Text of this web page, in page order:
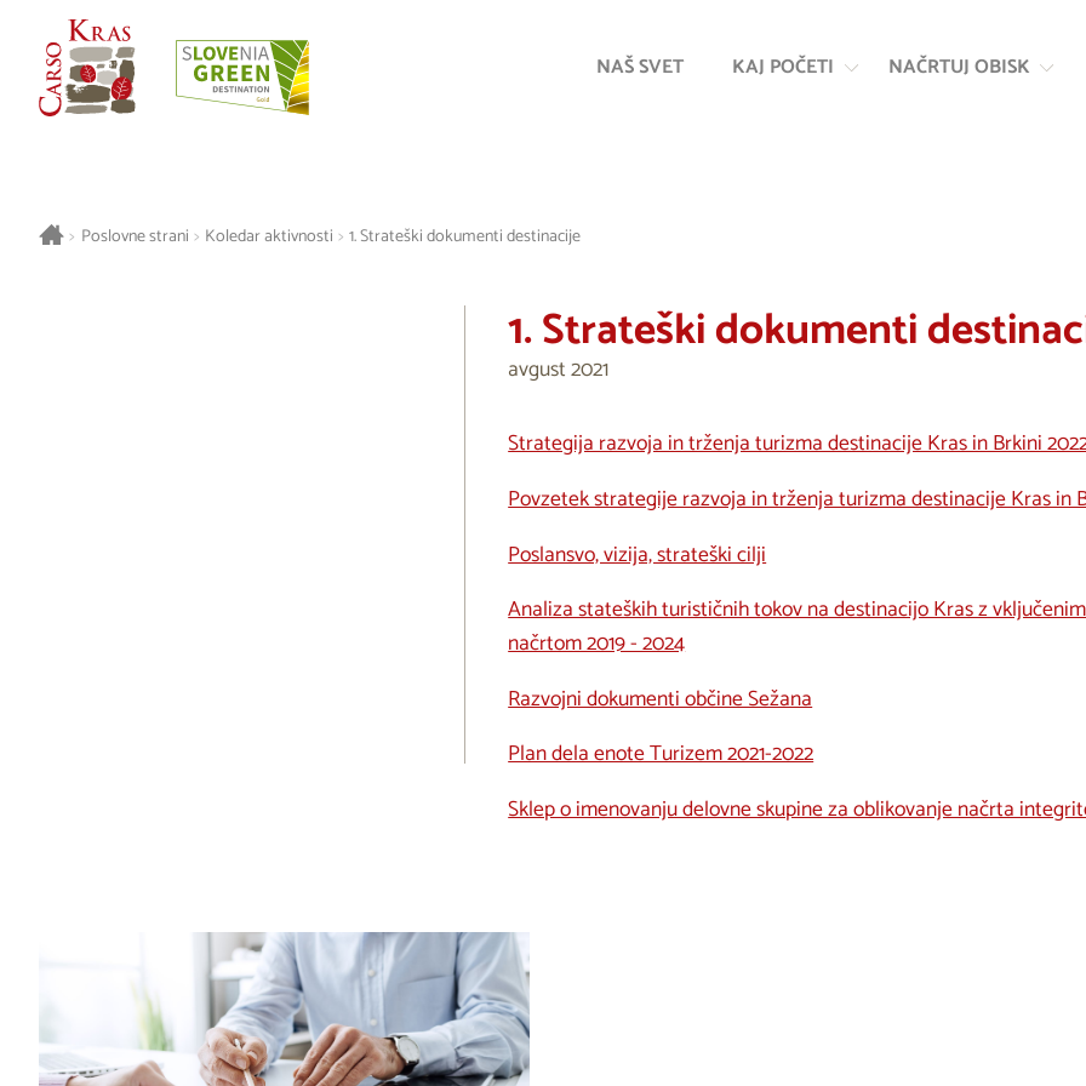
vsebino
NAŠ SVET KAJ POČETI NAČRTUJ OBISK
> Poslovne strani > Koledar aktivnosti > 1. Strateški dokumenti destinacije
1. Strateški dokumenti
avgust 2021
Strategija razvoja in trženja turizma destinacije Kras in Brkini
Povzetek strategije razvoja in trženja turizma destinacije Kras in
Poslansvo, vizija, strateški cilji
Analiza stateških turističnih tokov na destinacijo Kras z
načrtom 2019 - 2024
Razvojni dokumenti občine Sežana
Plan dela enote Turizem 2021-2022
Sklep o imenovanju delovne skupine za oblikovanje načrta